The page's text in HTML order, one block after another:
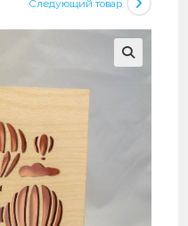
Следующий товар